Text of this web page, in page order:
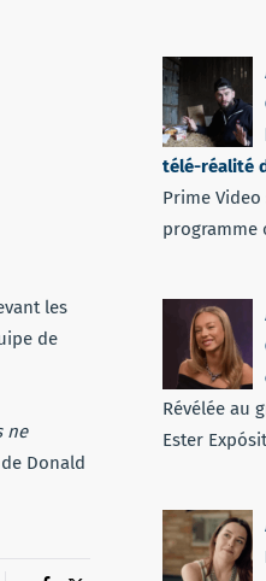
les
de
ne
Donald
télé-réalité
Prime
programme
Révélée au
Ester